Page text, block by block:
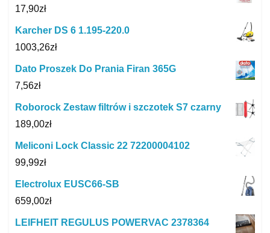
17,90zł
Karcher DS 6 1.195-220.0
1003,26zł
Dato Proszek Do Prania Firan 365G
7,56zł
Roborock Zestaw filtrów i szczotek S7 czarny
189,00zł
Meliconi Lock Classic 22 72200004102
99,99zł
Electrolux EUSC66-SB
659,00zł
LEIFHEIT REGULUS POWERVAC 2378364